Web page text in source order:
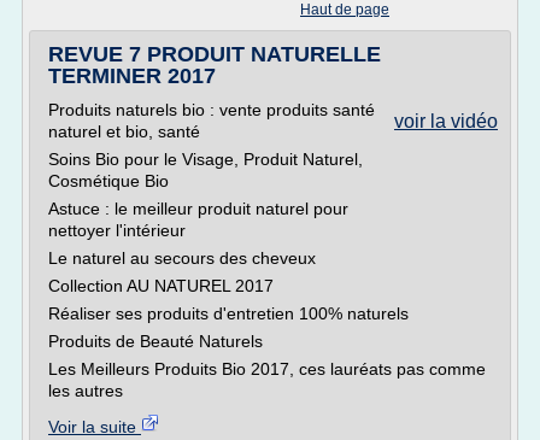
Haut de page
REVUE 7 PRODUIT NATURELLE
TERMINER 2017
voir la vidéo
Produits naturels bio : vente produits santé
naturel et bio, santé
Soins Bio pour le Visage, Produit Naturel,
Cosmétique Bio
Astuce : le meilleur produit naturel pour
nettoyer l'intérieur
Le naturel au secours des cheveux
Collection AU NATUREL 2017
Réaliser ses produits d'entretien 100% naturels
Produits de Beauté Naturels
Les Meilleurs Produits Bio 2017, ces lauréats pas comme
les autres
Voir la suite